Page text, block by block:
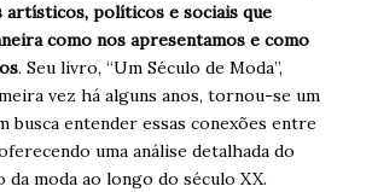
artísticos, políticos e sociais que
como nos apresentamos e como
. Seu livro, “Um Século de Moda”,
vez há alguns anos, tornou-se um
busca entender essas conexões entre
uma análise detalhada do
da moda ao longo do século XX.